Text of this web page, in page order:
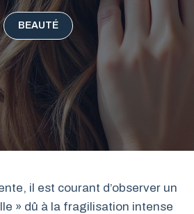
BEAUTÉ
il est courant d’observer un
» dû à la fragilisation intense